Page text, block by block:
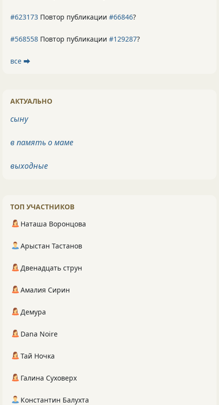
#623173 Повтор публикации #66846?
#568558 Повтор публикации #129287?
все ⮕
АКТУАЛЬНО
сыну
в память о маме
выходные
ТОП УЧАСТНИКОВ
Наташа Воронцова
Арыстан Тастанов
Двенадцать струн
Амалия Сирин
Демура
Dana Noire
Тай Ночка
Галина Суховерх
Константин Балухта